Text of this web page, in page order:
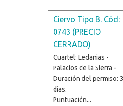
Ciervo Tipo B. Cód:
0743 (PRECIO
CERRADO)
Cuartel: Ledanias -
Palacios de la Sierra -
Duración del permiso: 3
días.
Puntuación...